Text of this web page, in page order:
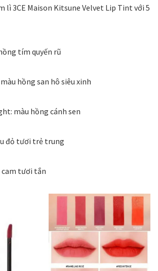
lì 3CE Maison Kitsune Velvet Lip Tint với 5
tím quyến rũ
hồng san hô siêu xinh
màu hồng cánh sen
đỏ tươi trẻ trung
cam tươi tắn